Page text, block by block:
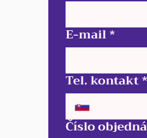
E-mail*
Tel. kontakt*
Číslo